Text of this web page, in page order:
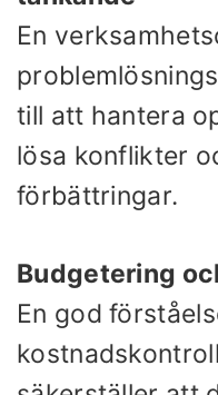
En
till att hantera
lösa konflikter
förbättringar.
Budgetering
En god